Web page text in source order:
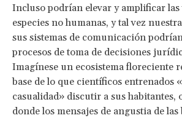
Incluso podrían elevar y amplificar las
especies no humanas, y tal vez
sus sistemas de comunicación
procesos de toma de decisiones
Imagínese un ecosistema floreciente
base de lo que científicos entrenados
casualidad» discutir a sus
donde los mensajes de angustia de las